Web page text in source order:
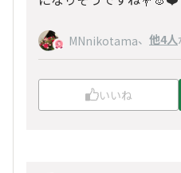
MNnikotama、 他4人
いいね